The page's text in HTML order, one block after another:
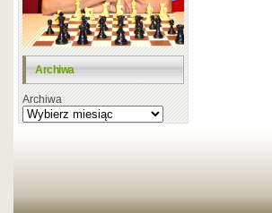
Archiwa
Archiwa